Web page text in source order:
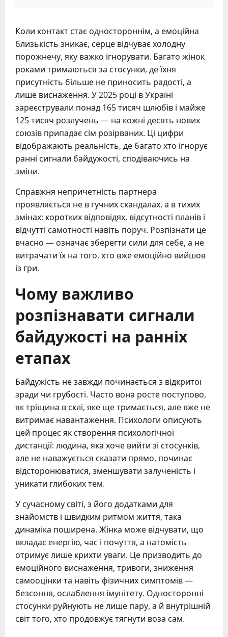
Коли контакт стає одностороннім, а емоційна
близькість зникає, серце відчуває холодну
порожнечу, яку важко ігнорувати. Багато жінок
роками тримаються за стосунки, де їхня
присутність більше не приносить радості, а
лише виснаження. У 2025 році в Україні
зареєстрували понад 165 тисяч шлюбів і майже
125 тисяч розлучень — на кожні десять нових
союзів припадає сім розірваних. Ці цифри
відображають реальність, де багато хто ігнорує
ранні сигнали байдужості, сподіваючись на
зміни.
Справжня непричетність партнера
проявляється не в гучних скандалах, а в тихих
змінах: коротких відповідях, відсутності планів і
відчутті самотності навіть поруч. Розпізнати це
вчасно — означає зберегти сили для себе, а не
витрачати їх на того, хто вже емоційно вийшов
із гри.
Чому важливо
розпізнавати сигнали
байдужості на ранніх
етапах
Байдужість не завжди починається з відкритої
зради чи грубості. Часто вона росте поступово,
як тріщина в склі, яке ще тримається, але вже не
витримає навантаження. Психологи описують
цей процес як створення психологічної
дистанції: людина, яка хоче вийти зі стосунків,
але не наважується сказати прямо, починає
відсторонюватися, зменшувати залученість і
уникати глибоких тем.
У сучасному світі, з його додатками для
знайомств і швидким ритмом життя, така
динаміка поширена. Жінка може відчувати, що
вкладає енергію, час і почуття, а натомість
отримує лише крихти уваги. Це призводить до
емоційного виснаження, тривоги, зниження
самооцінки та навіть фізичних симптомів —
безсоння, ослаблення імунітету. Односторонні
стосунки руйнують не лише пару, а й внутрішній
світ того, хто продовжує тягнути воза сам.